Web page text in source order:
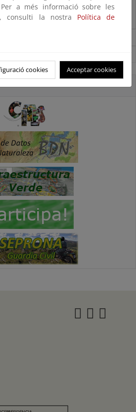
refuerza la acción conjunta para proteger
a més informació sobre les
consulti la nostra Política de
cookies Acceptar cookies